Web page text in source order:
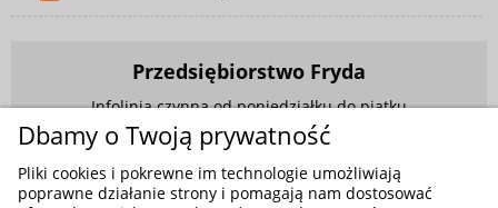
Przedsiębiorstwo Fryda
Infolinia czynna od poniedziałku do piątku
w godzinach 9.00 - 17.00
881 703 704
Dbamy o Twoją prywatność
Pliki cookies i pokrewne im technologie umożliwiają
poprawne działanie strony i pomagają nam dostosować